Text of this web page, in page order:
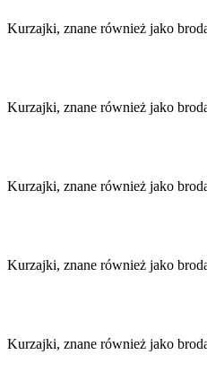
Kurzajki, znane również jako
Kurzajki, znane również jako
Kurzajki, znane również jako
Kurzajki, znane również jako
Kurzajki, znane również jako
wpisu